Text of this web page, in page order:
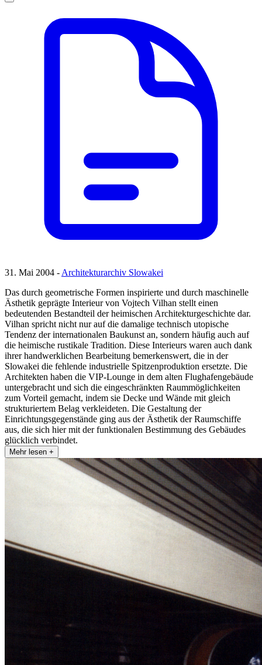
31. Mai 2004 -Architekturarchiv Slowakei
Das durch geometrische Formen inspirierte und durch maschinelle
Ästhetik geprägte Interieur von Vojtech Vilhan stellt einen
bedeutenden Bestandteil der heimischen Architekturgeschichte dar.
Vilhan spricht nicht nur auf die damalige technisch utopische
Tendenz der internationalen Baukunst an, sondern häufig auch auf
die heimische rustikale Tradition. Diese Interieurs waren auch dank
ihrer handwerklichen Bearbeitung bemerkenswert, die in der
Slowakei die fehlende industrielle Spitzenproduktion ersetzte. Die
Architekten haben die VIP-Lounge in dem alten Flughafengebäude
untergebracht und sich die eingeschränkten Raummöglichkeiten
zum Vorteil gemacht, indem sie Decke und Wände mit gleich
strukturiertem Belag verkleideten. Die Gestaltung der
Einrichtungsgegenstände ging aus der Ästhetik der Raumschiffe
aus, die sich hier mit der funktionalen Bestimmung des Gebäudes
glücklich verbindet.
Mehr lesen +